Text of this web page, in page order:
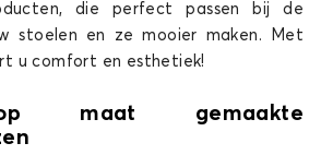
die perfect passen bij de
stoelen en ze mooier maken. Met
u comfort en esthetiek!
maat gemaakte